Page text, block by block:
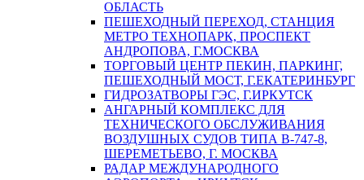
ОБЛАСТЬ
ПЕШЕХОДНЫЙ ПЕРЕХОД, СТАНЦИЯ
МЕТРО ТЕХНОПАРК, ПРОСПЕКТ
АНДРОПОВА, Г.МОСКВА
ТОРГОВЫЙ ЦЕНТР ПЕКИН, ПАРКИНГ,
ПЕШЕХОДНЫЙ МОСТ, Г.ЕКАТЕРИНБУРГ
ГИДРОЗАТВОРЫ ГЭС, Г.ИРКУТСК
АНГАРНЫЙ КОМПЛЕКС ДЛЯ
ТЕХНИЧЕСКОГО ОБСЛУЖИВАНИЯ
ВОЗДУШНЫХ СУДОВ ТИПА В-747-8,
ШЕРЕМЕТЬЕВО, Г. МОСКВА
РАДАР МЕЖДУНАРОДНОГО